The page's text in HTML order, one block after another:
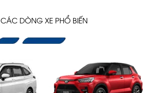
CÁC DÒNG XE PHỔ BIẾN